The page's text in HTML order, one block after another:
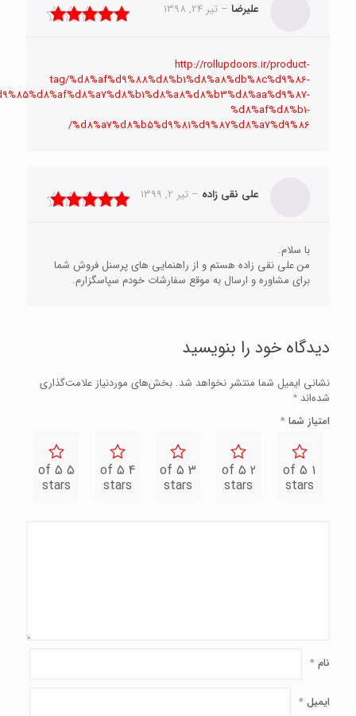
علیرضا – تیر 24, 1398
http://rollupdoors.ir/product-
tag/%d8%af%d9%88%d8%b1%d8%a8%db%8c%d9%86-
%d8%af%d8%b1-
%d8%a7%d8%b5%d9%81%d9%87%d8%a7%d9%86/
علی نقی زاده – تیر 2, 1399
با سلام.
من علی نقی زاده هستم و از راهنمایی های پرسنل فروش شما
برای مشاوره و ارسال به موقع سفارشات خودم سپاسگزارم.
دیدگاه خود را بنویسید
نشانی ایمیل شما منتشر نخواهد شد. بخش‌های موردنیاز علامت‌گذاری
شده‌اند *
امتیاز شما*
1 of 5
stars
2 of 5
stars
3 of 5
stars
4 of 5
stars
5 of 5
stars
نام*
ایمیل*